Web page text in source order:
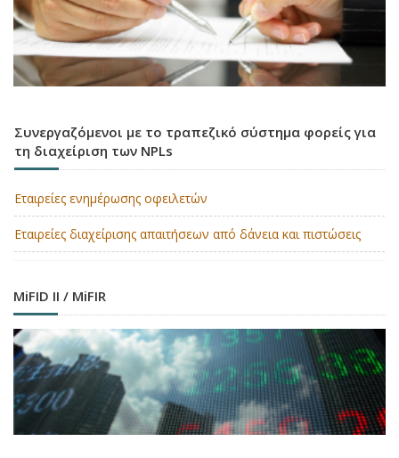
Συνεργαζόμενοι με το τραπεζικό σύστημα φορείς για
τη διαχείριση των NPLs
Εταιρείες ενημέρωσης οφειλετών
Εταιρείες διαχείρισης απαιτήσεων από δάνεια και πιστώσεις
MiFID II / MiFIR